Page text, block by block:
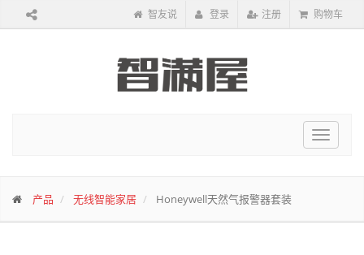
智友说 登录 注册 购物车
Toggle
产品 无线智能家居 Honeywell天然气报警器套装